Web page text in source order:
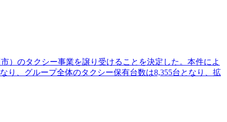
）のタクシー事業を譲り受けることを決定した。本件によ
り、グループ全体のタクシー保有台数は8,355台となり、拡